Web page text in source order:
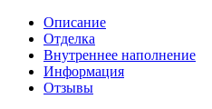
Описание
Отделка
Внутреннее наполнение
Информация
Отзывы